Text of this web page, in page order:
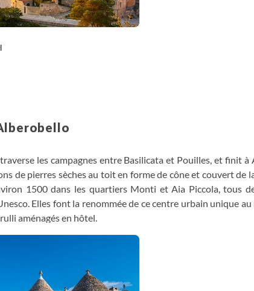
les campagnes entre Basilicata et Pouilles, et finit à
de pierres sèches au toit en forme de cône et couvert de
1500 dans les quartiers Monti et Aia Piccola, tous
Elles font la renommée de ce centre urbain unique au
aménagés en hôtel.
le nombre de kilomètres pour cette première étape
(avec supplément, nous consulter) jusqu'à Gioia del